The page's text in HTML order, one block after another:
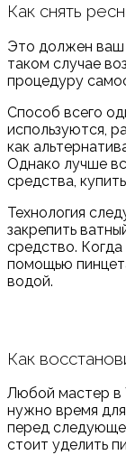
Как снять
Это должен ваш
таком случае
процедуру
Способ всего
используются,
как
Однако лучше
средства,
Технология
закрепить
средство. Когда
помощью
водой.
Как
Любой мастер в
нужно время
перед
стоит уделить